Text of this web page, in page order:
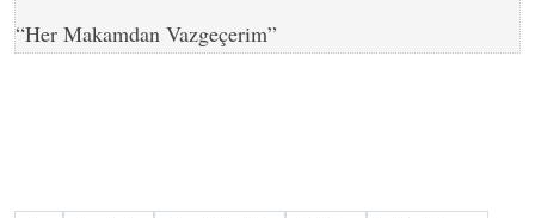
“Her Makamdan Vazgeçerim”